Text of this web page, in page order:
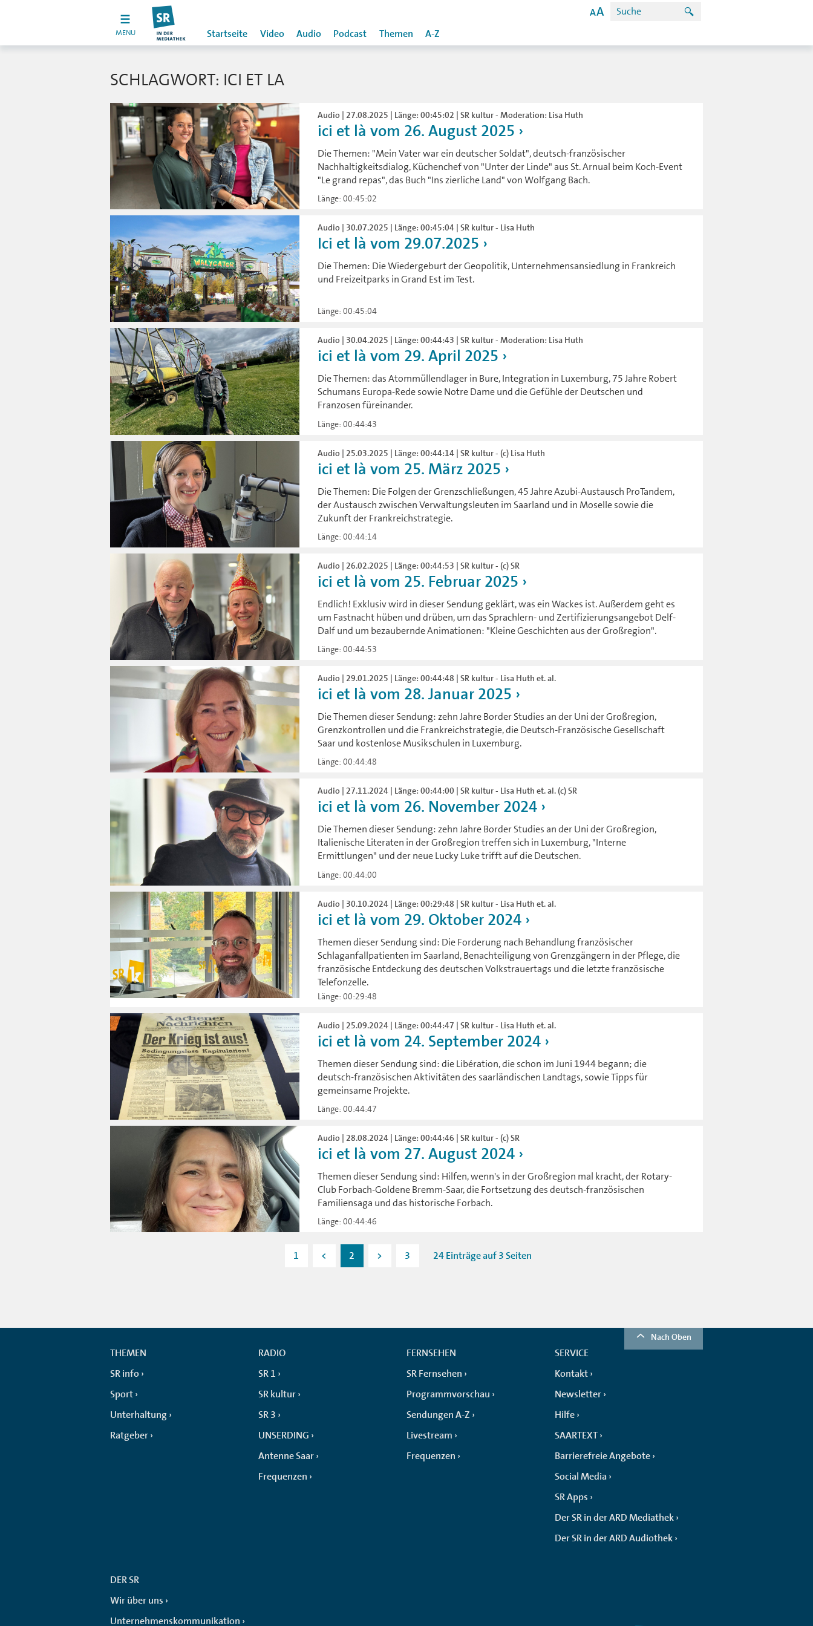
MENU Startseite Video Audio Podcast Themen A-Z
SCHLAGWORT: ICI ET LA
Audio | 27.08.2025 | Länge: 00:45:02 | SR kultur - Moderation: Lisa Huth
ici et là vom 26. August 2025
Die Themen: "Mein Vater war ein deutscher Soldat", deutsch-französischer
Nachhaltigkeitsdialog, Küchenchef von "Unter der Linde" aus St. Arnual beim Koch-Event
"Le grand repas", das Buch "Ins zierliche Land" von Wolfgang Bach.
Länge: 00:45:02
Audio | 30.07.2025 | Länge: 00:45:04 | SR kultur - Lisa Huth
Ici et là vom 29.07.2025
Die Themen: Die Wiedergeburt der Geopolitik, Unternehmensansiedlung in Frankreich
und Freizeitparks in Grand Est im Test.
Länge: 00:45:04
Audio | 30.04.2025 | Länge: 00:44:43 | SR kultur - Moderation: Lisa Huth
ici et là vom 29. April 2025
Die Themen: das Atommüllendlager in Bure, Integration in Luxemburg, 75 Jahre Robert
Schumans Europa-Rede sowie Notre Dame und die Gefühle der Deutschen und
Franzosen füreinander.
Länge: 00:44:43
Audio | 25.03.2025 | Länge: 00:44:14 | SR kultur - (c) Lisa Huth
ici et là vom 25. März 2025
Die Themen: Die Folgen der Grenzschließungen, 45 Jahre Azubi-Austausch ProTandem,
der Austausch zwischen Verwaltungsleuten im Saarland und in Moselle sowie die
Zukunft der Frankreichstrategie.
Länge: 00:44:14
Audio | 26.02.2025 | Länge: 00:44:53 | SR kultur - (c) SR
ici et là vom 25. Februar 2025
Endlich! Exklusiv wird in dieser Sendung geklärt, was ein Wackes ist. Außerdem geht es
um Fastnacht hüben und drüben, um das Sprachlern- und Zertifizierungsangebot Delf-
Dalf und um bezaubernde Animationen: "Kleine Geschichten aus der Großregion".
Länge: 00:44:53
Audio | 29.01.2025 | Länge: 00:44:48 | SR kultur - Lisa Huth et. al.
ici et là vom 28. Januar 2025
Die Themen dieser Sendung: zehn Jahre Border Studies an der Uni der Großregion,
Grenzkontrollen und die Frankreichstrategie, die Deutsch-Französische Gesellschaft
Saar und kostenlose Musikschulen in Luxemburg.
Länge: 00:44:48
Audio | 27.11.2024 | Länge: 00:44:00 | SR kultur - Lisa Huth et. al. (c) SR
ici et là vom 26. November 2024
Die Themen dieser Sendung: zehn Jahre Border Studies an der Uni der Großregion,
Italienische Literaten in der Großregion treffen sich in Luxemburg, "Interne
Ermittlungen" und der neue Lucky Luke trifft auf die Deutschen.
Länge: 00:44:00
Audio | 30.10.2024 | Länge: 00:29:48 | SR kultur - Lisa Huth et. al.
ici et là vom 29. Oktober 2024
Themen dieser Sendung sind: Die Forderung nach Behandlung französischer
Schlaganfallpatienten im Saarland, Benachteiligung von Grenzgängern in der Pflege, die
französische Entdeckung des deutschen Volkstrauertags und die letzte französische
Telefonzelle.
Länge: 00:29:48
Audio | 25.09.2024 | Länge: 00:44:47 | SR kultur - Lisa Huth et. al.
ici et là vom 24. September 2024
Themen dieser Sendung sind: die Libération, die schon im Juni 1944 begann; die
deutsch-französischen Aktivitäten des saarländischen Landtags, sowie Tipps für
gemeinsame Projekte.
Länge: 00:44:47
Audio | 28.08.2024 | Länge: 00:44:46 | SR kultur - (c) SR
ici et là vom 27. August 2024
Themen dieser Sendung sind: Hilfen, wenn's in der Großregion mal kracht, der Rotary-
Club Forbach-Goldene Bremm-Saar, die Fortsetzung des deutsch-französischen
Familiensaga und das historische Forbach.
Länge: 00:44:46
1 < 2 > 3 24 Einträge auf 3 Seiten
Nach Oben
THEMEN
SR info
Sport
Unterhaltung
Ratgeber
RADIO
SR 1
SR kultur
SR 3
UNSERDING
Antenne Saar
Frequenzen
FERNSEHEN
SR Fernsehen
Programmvorschau
Sendungen A-Z
Livestream
Frequenzen
SERVICE
Kontakt
Newsletter
Hilfe
SAARTEXT
Barrierefreie Angebote
Social Media
SR Apps
Der SR in der ARD Mediathek
Der SR in der ARD Audiothek
DER SR
Wir über uns
Unternehmenskommunikation